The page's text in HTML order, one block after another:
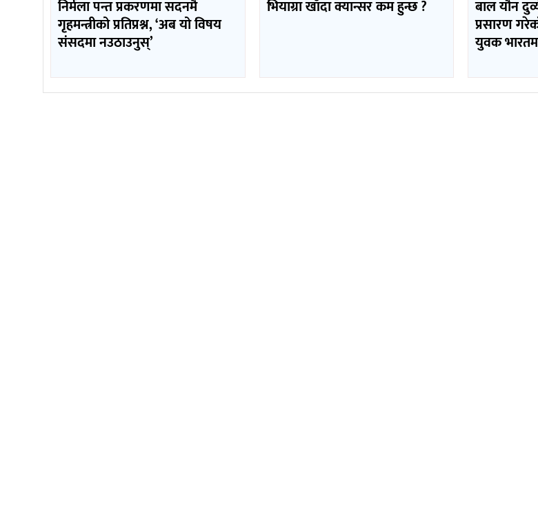
निर्मला पन्त प्रकरणमा सदनमै
गृहमन्त्रीको प्रतिप्रश्न, ‘अब यो विषय
संसदमा नउठाउनुस्’
भियाग्रा खाँदा क्यान्सर कम हुन्छ ? बाल यौन
प्रसारण
युवक